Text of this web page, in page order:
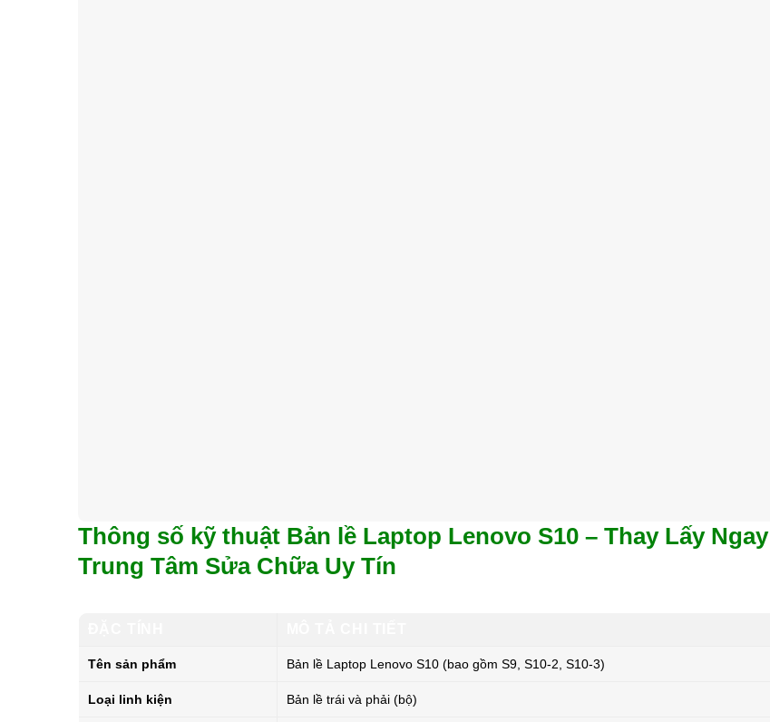
Thông số kỹ thuật Bản lề Laptop Lenovo S10 – Thay Lấy Ngay |
Trung Tâm Sửa Chữa Uy Tín
Tên sản phẩm Bản lề Laptop Lenovo S10 (bao gồm S9, S10-2, S10-3)
Loại linh kiện Bản lề trái và phải (bộ)